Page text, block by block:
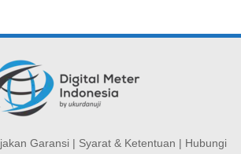
Garansi | Syarat & Ketentuan | Hubungi